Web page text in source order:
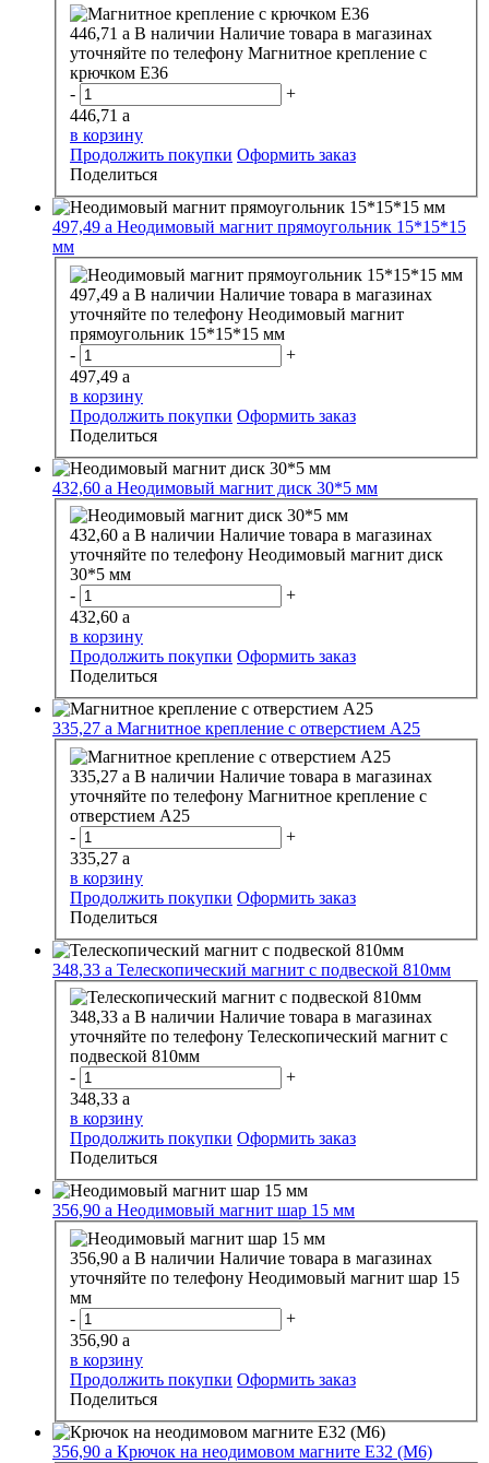
446,71 a В наличии Наличие товара в магазинах
уточняйте по телефону Магнитное крепление с
крючком E36
-
+
446,71 a
в корзину
Продолжить покупки Оформить заказ
Поделиться
497,49 a Неодимовый магнит прямоугольник 15*15*15
мм
497,49 a В наличии Наличие товара в магазинах
уточняйте по телефону Неодимовый магнит
прямоугольник 15*15*15 мм
-
+
497,49 a
в корзину
Продолжить покупки Оформить заказ
Поделиться
432,60 a Неодимовый магнит диск 30*5 мм
432,60 a В наличии Наличие товара в магазинах
уточняйте по телефону Неодимовый магнит диск
30*5 мм
-
+
432,60 a
в корзину
Продолжить покупки Оформить заказ
Поделиться
335,27 a Магнитное крепление с отверстием А25
335,27 a В наличии Наличие товара в магазинах
уточняйте по телефону Магнитное крепление с
отверстием А25
-
+
335,27 a
в корзину
Продолжить покупки Оформить заказ
Поделиться
348,33 a Телескопический магнит с подвеской 810мм
348,33 a В наличии Наличие товара в магазинах
уточняйте по телефону Телескопический магнит с
подвеской 810мм
-
+
348,33 a
в корзину
Продолжить покупки Оформить заказ
Поделиться
356,90 a Неодимовый магнит шар 15 мм
356,90 a В наличии Наличие товара в магазинах
уточняйте по телефону Неодимовый магнит шар 15
мм
-
+
356,90 a
в корзину
Продолжить покупки Оформить заказ
Поделиться
356,90 a Крючок на неодимовом магните E32 (M6)